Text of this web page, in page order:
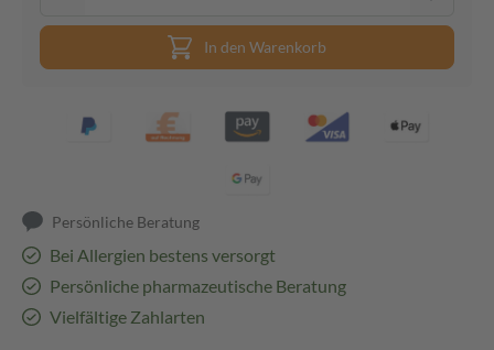
In den Warenkorb
Persönliche Beratung
Bei Allergien bestens versorgt
Persönliche pharmazeutische Beratung
Vielfältige Zahlarten